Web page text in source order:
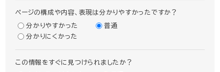
ページの構成や内容、表現は分かりやすかったですか？
分かりやすかった
普通
分かりにくかった
この情報をすぐに見つけられましたか？